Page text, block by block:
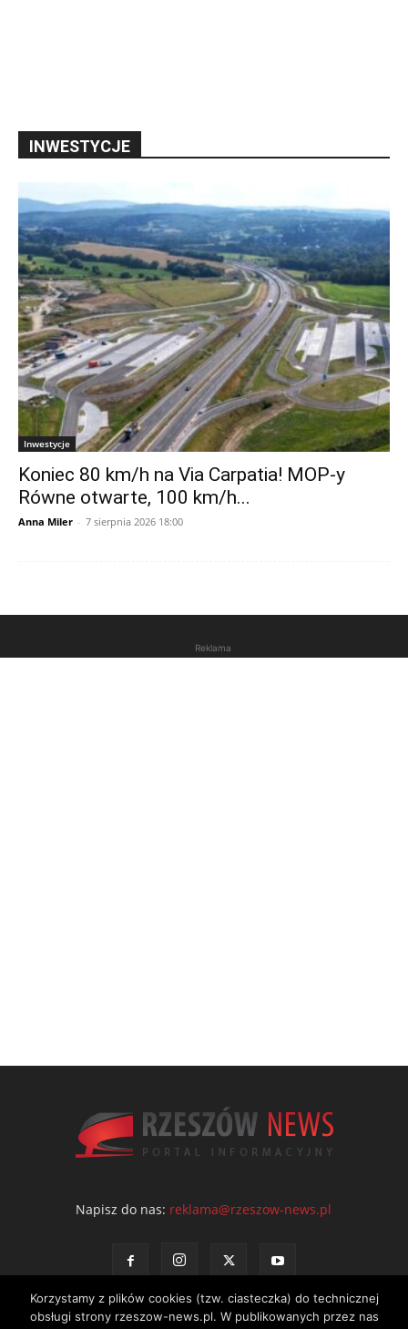
INWESTYCJE
Inwestycje
Koniec 80 km/h na Via Carpatia! MOP-y
Równe otwarte, 100 km/h...
Anna Miler - 7 sierpnia 2026 18:00
Reklama
Napisz do nas: reklama@rzeszow-news.pl
Korzystamy z plików cookies (tzw. ciasteczka) do technicznej
obsługi strony rzeszow-news.pl. W publikowanych przez nas